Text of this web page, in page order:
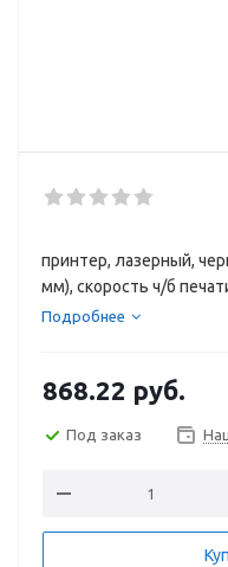
принтер, лазерный,
мм), скорость ч/б
dpi, LAN
Подробнее
868.22 руб.
Под заказ